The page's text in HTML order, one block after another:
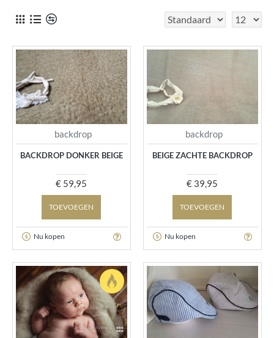
backdrop
BACKDROP DONKER BEIGE
€ 59,95
TOEVOEGEN
Nu kopen
backdrop
BEIGE ZACHTE BACKDROP
€ 39,95
TOEVOEGEN
Nu kopen